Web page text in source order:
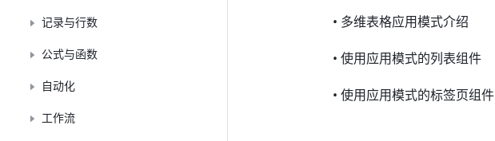
记录与行数
公式与函数
自动化
工作流
• 多维表格应用模式介绍
• 使用应用模式的列表组件
• 使用应用模式的标签页组件